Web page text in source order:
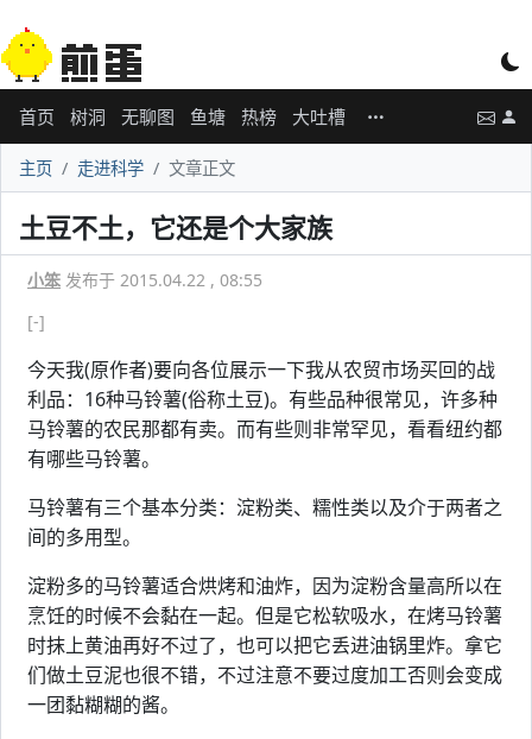
首页 树洞 无聊图 鱼塘 热榜 大吐槽
主页 走进科学 文章正文
土豆不土，它还是个大家族
小笨 发布于 2015.04.22 , 08:55
[-]
今天我(原作者)要向各位展示一下我从农贸市场买回的战
利品：16种马铃薯(俗称土豆)。有些品种很常见，许多种
马铃薯的农民那都有卖。而有些则非常罕见，看看纽约都
有哪些马铃薯。
马铃薯有三个基本分类：淀粉类、糯性类以及介于两者之
间的多用型。
淀粉多的马铃薯适合烘烤和油炸，因为淀粉含量高所以在
烹饪的时候不会黏在一起。但是它松软吸水，在烤马铃薯
时抹上黄油再好不过了，也可以把它丢进油锅里炸。拿它
们做土豆泥也很不错，不过注意不要过度加工否则会变成
一团黏糊糊的酱。